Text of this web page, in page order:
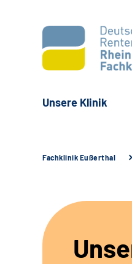
Unsere Klinik
Fachklinik Eußerthal